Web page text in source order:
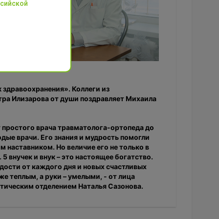
Коллеги из
Илизарова от души поздравляет Михаила
врача травматолога-ортопеда до
врачи. Его знания и мудрость помогли
наставником. Но величие его не только в
внучек и внук – это настоящее богатство.
от каждого дня и новых счастливых
теплым, а руки – умелыми, - от лица
отделением Наталья Сазонова.